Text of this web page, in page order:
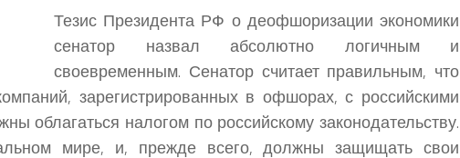
Тезис Президента РФ о деофшоризации экономики
сенатор назвал абсолютно логичным и
своевременным. Сенатор считает правильным, что
зарегистрированных в офшорах, с российскими
облагаться налогом по российскому законодательству.
мире, и, прежде всего, должны защищать свои